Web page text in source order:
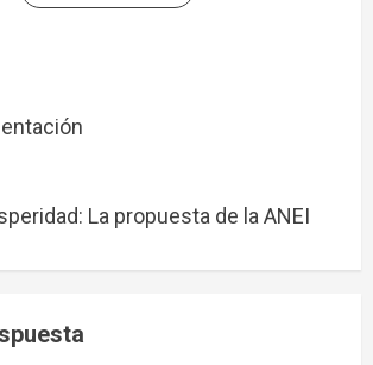
La propuesta de la ANEI